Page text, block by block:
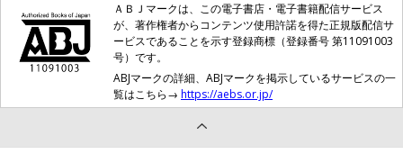
ＡＢＪマークは、この電子書店・電子書籍配信サービス
が、著作権者からコンテンツ使用許諾を得た正規版配信サ
ービスであることを示す登録商標（登録番号 第11091003
号）です。
ABJマークの詳細、ABJマークを掲示しているサービスの一
覧はこちら→ https://aebs.or.jp/